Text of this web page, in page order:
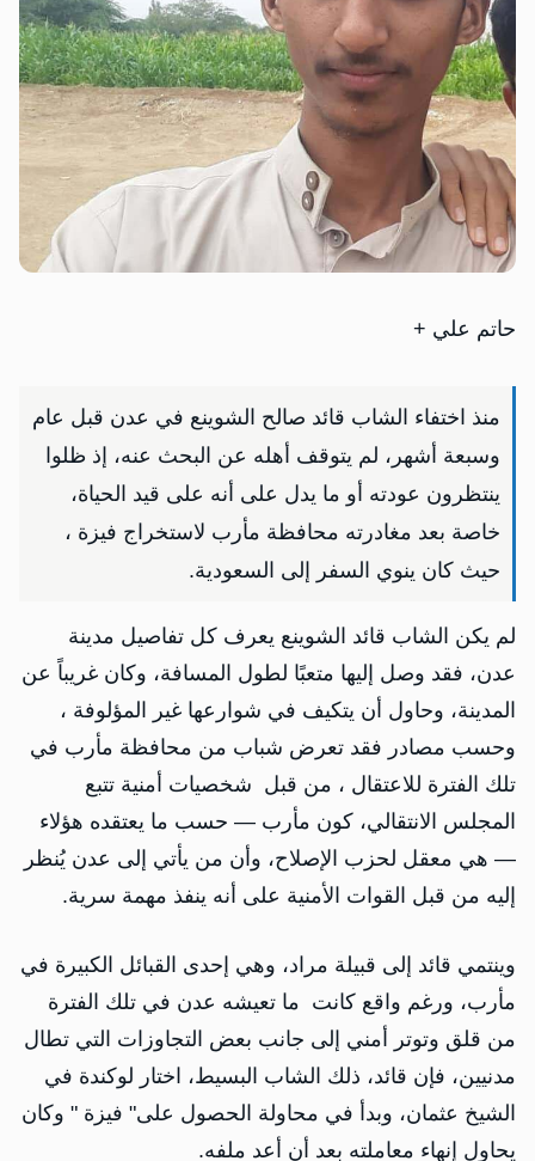
حاتم علي +
منذ اختفاء الشاب قائد صالح الشوينع في عدن قبل عام
وسبعة أشهر، لم يتوقف أهله عن البحث عنه، إذ ظلوا
ينتظرون عودته أو ما يدل على أنه على قيد الحياة،
خاصة بعد مغادرته محافظة مأرب لاستخراج فيزة ،
حيث كان ينوي السفر إلى السعودية.
لم يكن الشاب قائد الشوينع يعرف كل تفاصيل مدينة
عدن، فقد وصل إليها متعبًا لطول المسافة، وكان غريباً عن
المدينة، وحاول أن يتكيف في شوارعها غير المؤلوفة ،
وحسب مصادر فقد تعرض شباب من محافظة مأرب في
تلك الفترة للاعتقال ، من قبل شخصيات أمنية تتبع
المجلس الانتقالي، كون مأرب — حسب ما يعتقده هؤلاء
— هي معقل لحزب الإصلاح، وأن من يأتي إلى عدن يُنظر
إليه من قبل القوات الأمنية على أنه ينفذ مهمة سرية.
وينتمي قائد إلى قبيلة مراد، وهي إحدى القبائل الكبيرة في
مأرب، ورغم واقع كانت ما تعيشه عدن في تلك الفترة
من قلق وتوتر أمني إلى جانب بعض التجاوزات التي تطال
مدنيين، فإن قائد، ذلك الشاب البسيط، اختار لوكندة في
الشيخ عثمان، وبدأ في محاولة الحصول على" فيزة " وكان
يحاول إنهاء معاملته بعد أن أعد ملفه.